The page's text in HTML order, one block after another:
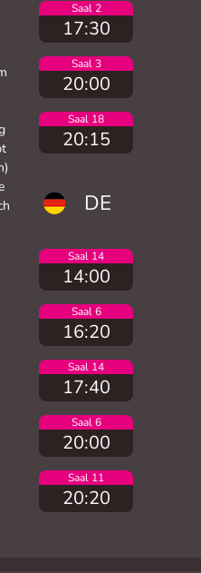
Saal 2
17:30
Saal 3
20:00
Saal 18
20:15
DE
Saal 14
14:00
Saal 6
16:20
Saal 14
17:40
Saal 6
20:00
Saal 11
20:20